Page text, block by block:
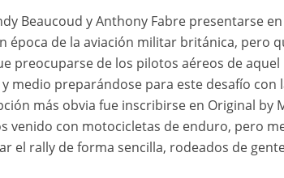
Beaucoud y Anthony Fabre presentarse
época de la aviación militar británica, pero
preocuparse de los pilotos aéreos de
medio preparándose para este desafío
más obvia fue inscribirse en Original by
venido con motocicletas de enduro, pero
el rally de forma sencilla, rodeados de